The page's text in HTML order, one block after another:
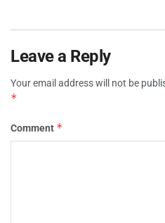
Leave a Reply
Your email address will not be
*
Comment *